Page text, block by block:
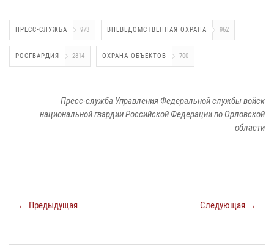
ПРЕСС-СЛУЖБА 973 ВНЕВЕДОМСТВЕННАЯ ОХРАНА 962
РОСГВАРДИЯ 2814 ОХРАНА ОБЪЕКТОВ 700
Пресс-служба Управления Федеральной службы войск
национальной гвардии Российской Федерации по Орловской
области
← Предыдущая Следующая →